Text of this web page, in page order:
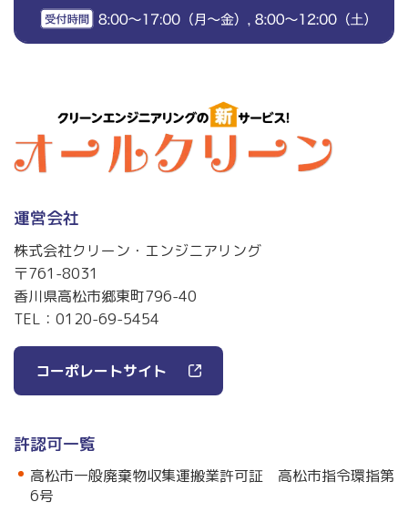
運営会社
株式会社クリーン・エンジニアリング
〒761-8031
香川県高松市郷東町796-40
TEL： 0120-69-5454
コーポレートサイト
許認可一覧
高松市一般廃棄物収集運搬業許可証 高松市指令環指第
6号